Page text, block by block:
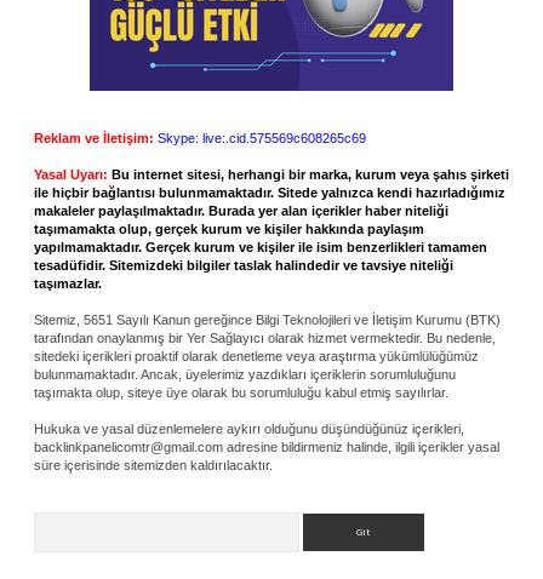
Reklam ve İletişim: Skype: live:.cid.575569c608265c69
Yasal Uyarı: Bu internet sitesi, herhangi bir marka, kurum veya şahıs şirketi
ile hiçbir bağlantısı bulunmamaktadır. Sitede yalnızca kendi hazırladığımız
makaleler paylaşılmaktadır. Burada yer alan içerikler haber niteliği
taşımamakta olup, gerçek kurum ve kişiler hakkında paylaşım
yapılmamaktadır. Gerçek kurum ve kişiler ile isim benzerlikleri tamamen
tesadüfidir. Sitemizdeki bilgiler taslak halindedir ve tavsiye niteliği
taşımazlar.
Sitemiz, 5651 Sayılı Kanun gereğince Bilgi Teknolojileri ve İletişim Kurumu (BTK)
tarafından onaylanmış bir Yer Sağlayıcı olarak hizmet vermektedir. Bu nedenle,
sitedeki içerikleri proaktif olarak denetleme veya araştırma yükümlülüğümüz
bulunmamaktadır. Ancak, üyelerimiz yazdıkları içeriklerin sorumluluğunu
taşımakta olup, siteye üye olarak bu sorumluluğu kabul etmiş sayılırlar.
Hukuka ve yasal düzenlemelere aykırı olduğunu düşündüğünüz içerikleri,
backlinkpanelicomtr@gmail.com adresine bildirmeniz halinde, ilgili içerikler yasal
süre içerisinde sitemizden kaldırılacaktır.